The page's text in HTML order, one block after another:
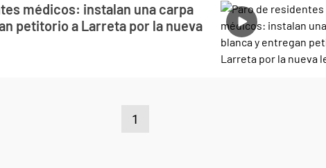
médicos: instalan una carpa
petitorio a Larreta por la nueva
1